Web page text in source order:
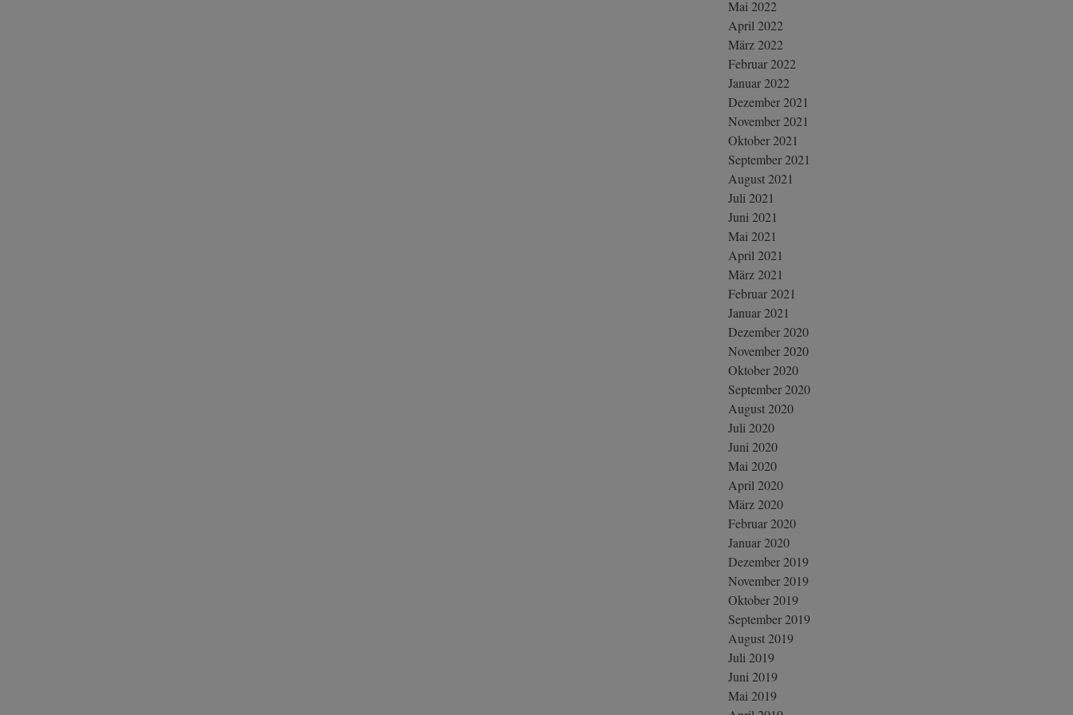
Mai 2022
April 2022
März 2022
Februar 2022
Januar 2022
Dezember 2021
November 2021
Oktober 2021
September 2021
August 2021
Juli 2021
Juni 2021
Mai 2021
April 2021
März 2021
Februar 2021
Januar 2021
Dezember 2020
November 2020
Oktober 2020
September 2020
August 2020
Juli 2020
Juni 2020
Mai 2020
April 2020
März 2020
Februar 2020
Januar 2020
Dezember 2019
November 2019
Oktober 2019
September 2019
August 2019
Juli 2019
Juni 2019
Mai 2019